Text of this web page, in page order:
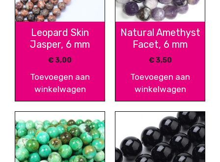
Leopard Skin
Jasper, 6 mm
€3,00
Toevoegen aan
winkelwagen
Natural Amethyst
Facet, 6 mm
€3,50
Toevoegen aan
winkelwagen